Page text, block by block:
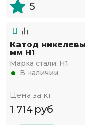
5
Катод
мм Н1
Марка стали: Н1
В наличии
Цена за кг.
1 714 руб